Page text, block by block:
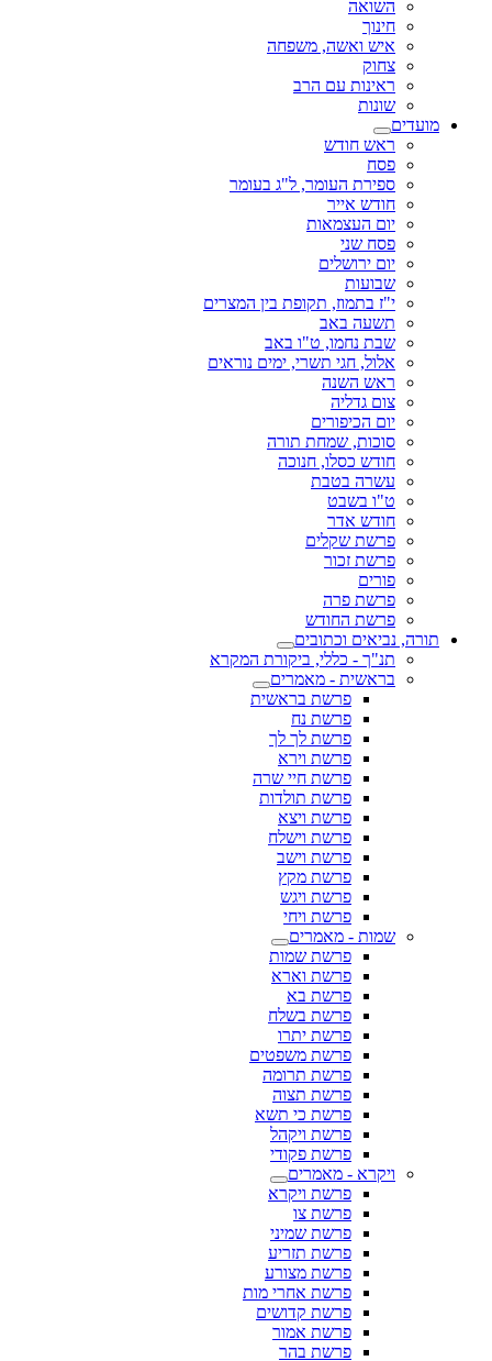
השואה
חינוך
איש ואשה, משפחה
צחוק
ראינות עם הרב
שונות
מועדים
ראש חודש
פסח
ספירת העומר, ל"ג בעומר
חודש אייר
יום העצמאות
פסח שני
יום ירושלים
שבועות
י"ז בתמוז, תקופת בין המצרים
תשעה באב
שבת נחמו, ט"ו באב
אלול, חגי תשרי, ימים נוראים
ראש השנה
צום גדליה
יום הכיפורים
סוכות, שמחת תורה
חודש כסלו, חנוכה
עשרה בטבת
ט"ו בשבט
חודש אדר
פרשת שקלים
פרשת זכור
פורים
פרשת פרה
פרשת החודש
תורה, נביאים וכתובים
תנ"ך - כללי, ביקורת המקרא
בראשית - מאמרים
פרשת בראשית
פרשת נח
פרשת לך לך
פרשת וירא
פרשת חיי שרה
פרשת תולדות
פרשת ויצא
פרשת וישלח
פרשת וישב
פרשת מקץ
פרשת ויגש
פרשת ויחי
שמות - מאמרים
פרשת שמות
פרשת וארא
פרשת בא
פרשת בשלח
פרשת יתרו
פרשת משפטים
פרשת תרומה
פרשת תצוה
פרשת כי תשא
פרשת ויקהל
פרשת פקודי
ויקרא - מאמרים
פרשת ויקרא
פרשת צו
פרשת שמיני
פרשת תזריע
פרשת מצורע
פרשת אחרי מות
פרשת קדושים
פרשת אמור
פרשת בהר